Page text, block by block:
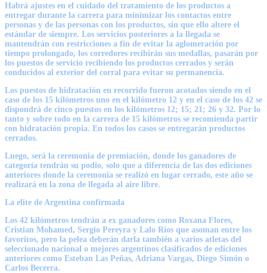
Habrá ajustes en el cuidado del tratamiento de los productos a
entregar durante la carrera para minimizar los contactos entre
personas y de las personas con los productos, sin que ello altere el
estándar de siempre. Los servicios posteriores a la llegada se
mantendrán con restricciones a fin de evitar la aglomeración por
tiempo prolongado, los corredores recibirán sus medallas, pasarán por
los puestos de servicio recibiendo los productos cerrados y serán
conducidos al exterior del corral para evitar su permanencia.
Los puestos de hidratación en recorrido fueron acotados siendo en el
caso de los 15 kilómetros uno en el kilómetro 12 y en el caso de los 42 se
dispondrá de cinco puestos en los kilómetros 12; 15; 21; 26 y 32. Por lo
tanto y sobre todo en la carrera de 15 kilómetros se recomienda partir
con hidratación propia. En todos los casos se entregarán productos
cerrados.
Luego, será la ceremonia de premiación, donde los ganadores de
categoría tendrán su podio, solo que a diferencia de las dos ediciones
anteriores donde la ceremonia se realizó en lugar cerrado, este año se
realizará en la zona de llegada al aire libre.
La elite de Argentina confirmada
Los 42 kilómetros tendrán a ex ganadores como Roxana Flores,
Cristian Mohamed, Sergio Pereyra y Lalo Ríos que asoman entre los
favoritos, pero la pelea deberán darla también a varios atletas del
seleccionado nacional o mejores argentinos clasificados de ediciones
anteriores como Esteban Las Peñas, Adriana Vargas, Diego Simón o
Carlos Becerra.